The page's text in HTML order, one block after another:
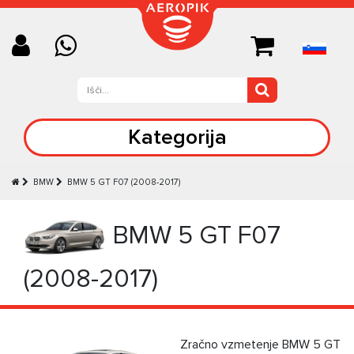
Kategorija
BMW BMW 5 GT F07 (2008-2017)
BMW 5 GT F07
(2008-2017)
Zračno vzmetenje BMW 5 GT